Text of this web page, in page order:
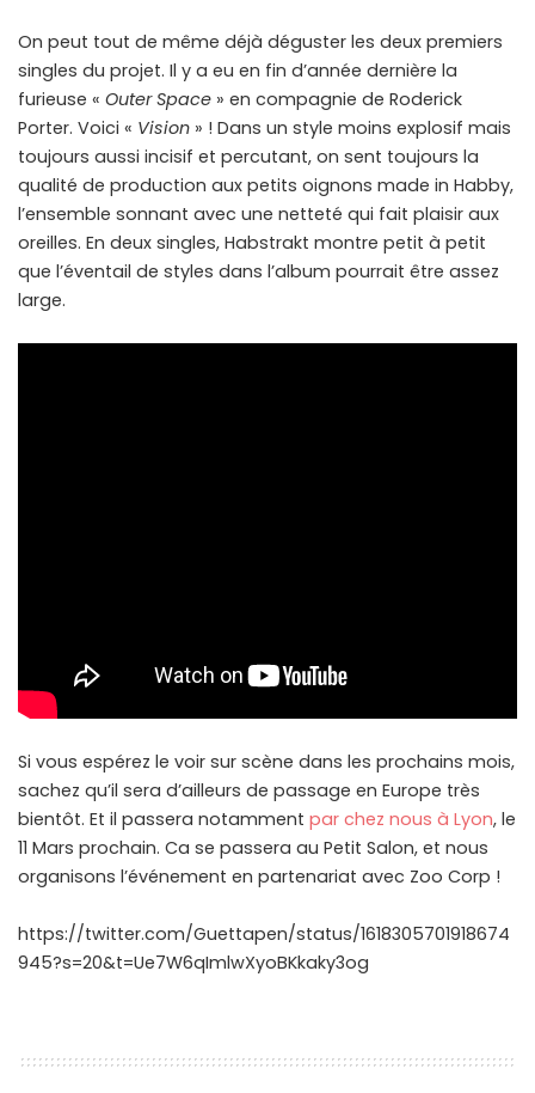
On peut tout de même déjà déguster les deux premiers
singles du projet. Il y a eu en fin d’année dernière la
furieuse « Outer Space » en compagnie de Roderick
Porter. Voici « Vision » ! Dans un style moins explosif mais
toujours aussi incisif et percutant, on sent toujours la
qualité de production aux petits oignons made in Habby,
l’ensemble sonnant avec une netteté qui fait plaisir aux
oreilles. En deux singles, Habstrakt montre petit à petit
que l’éventail de styles dans l’album pourrait être assez
large.
Si vous espérez le voir sur scène dans les prochains mois,
sachez qu’il sera d’ailleurs de passage en Europe très
bientôt. Et il passera notamment par chez nous à Lyon, le
11 Mars prochain. Ca se passera au Petit Salon, et nous
organisons l’événement en partenariat avec Zoo Corp !
https://twitter.com/Guettapen/status/1618305701918674
945?s=20&t=Ue7W6qImlwXyoBKkaky3og